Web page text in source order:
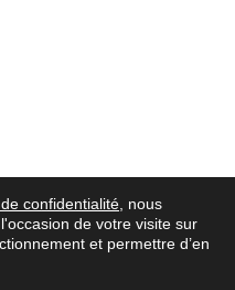
confidentialité , nous
de votre visite sur
et permettre d’en